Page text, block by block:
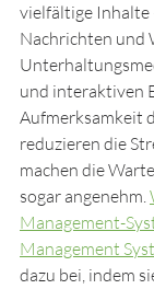
vielfältige
Nachrichten und
und interaktiven
Aufmerksamkeit
reduzieren die
machen die
sogar angenehm.
Management-
Management
dazu bei, indem